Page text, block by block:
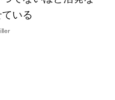
いる